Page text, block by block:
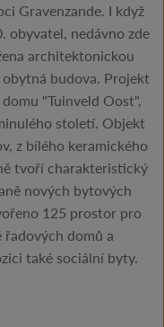
Gravenzande. I když
obyvatel, nedávno zde
architektonickou
budova. Projekt
"Tuinveld Oost",
století. Objekt
z bílého keramického
tvoří charakteristický
nových bytových
125 prostor pro
domů a
také sociální byty.